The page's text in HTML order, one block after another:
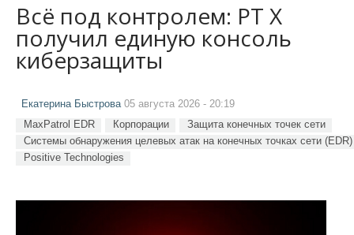
Всё под контролем: PT X
получил единую консоль
киберзащиты
Екатерина Быстрова05 августа 2026 - 20:19
MaxPatrol EDR Корпорации
Защита конечных точек сети
Системы обнаружения целевых атак на конечных точках сети (EDR)
Positive Technologies